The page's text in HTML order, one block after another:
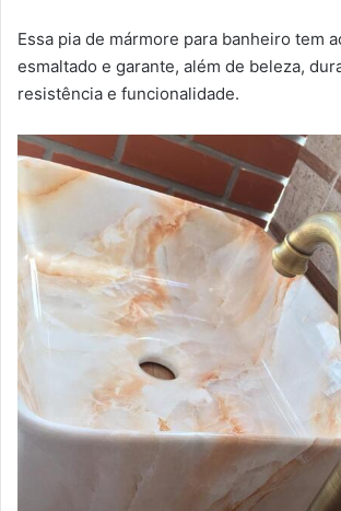
Essa pia de mármore para banheiro tem
esmaltado e garante, além de beleza,
resistência e funcionalidade.